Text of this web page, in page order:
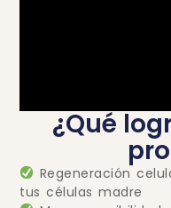
¿Qué
Regeneración
tus células madre